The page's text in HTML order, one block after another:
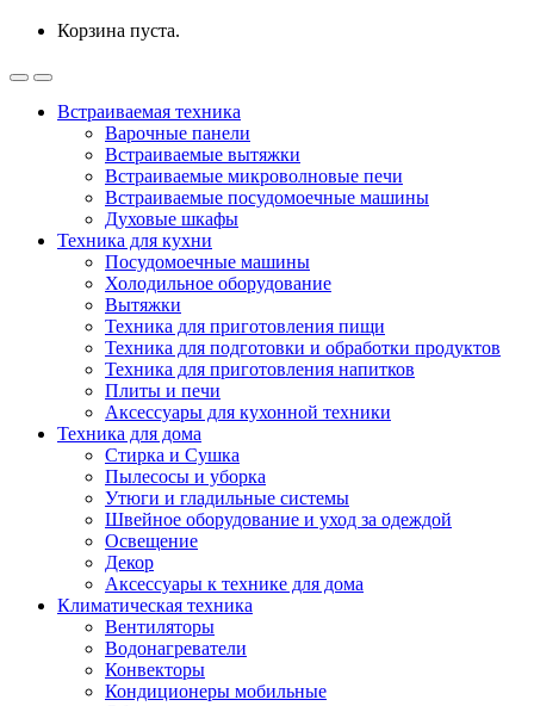
Корзина пуста.
Встраиваемая техника
Варочные панели
Встраиваемые вытяжки
Встраиваемые микроволновые печи
Встраиваемые посудомоечные машины
Духовые шкафы
Техника для кухни
Посудомоечные машины
Холодильное оборудование
Вытяжки
Техника для приготовления пищи
Техника для подготовки и обработки продуктов
Техника для приготовления напитков
Плиты и печи
Аксессуары для кухонной техники
Техника для дома
Стирка и Сушка
Пылесосы и уборка
Утюги и гладильные системы
Швейное оборудование и уход за одеждой
Освещение
Декор
Аксессуары к технике для дома
Климатическая техника
Вентиляторы
Водонагреватели
Конвекторы
Кондиционеры мобильные